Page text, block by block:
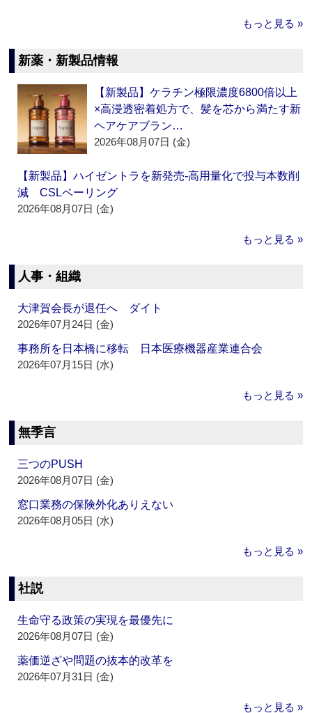
もっと見る »
新薬・新製品情報
【新製品】ケラチン極限濃度6800倍以上
×高浸透密着処方で、髪を芯から満たす新
ヘアケアブラン…
2026年08月07日 (金)
【新製品】ハイゼントラを新発売‐高用量化で投与本数削
減 CSLベーリング
2026年08月07日 (金)
もっと見る »
人事・組織
大津賀会長が退任へ ダイト
2026年07月24日 (金)
事務所を日本橋に移転 日本医療機器産業連合会
2026年07月15日 (水)
もっと見る »
無季言
三つのPUSH
2026年08月07日 (金)
窓口業務の保険外化ありえない
2026年08月05日 (水)
もっと見る »
社説
生命守る政策の実現を最優先に
2026年08月07日 (金)
薬価逆ざや問題の抜本的改革を
2026年07月31日 (金)
もっと見る »